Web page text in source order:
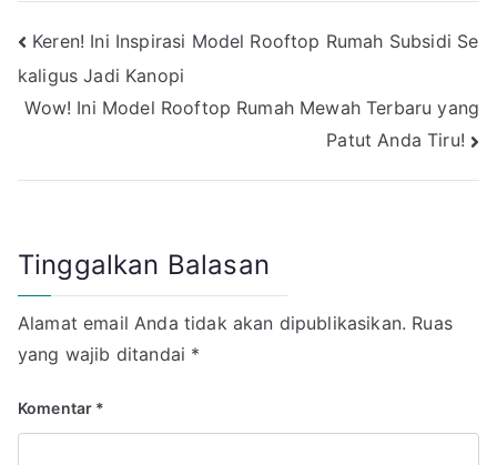
Navigasi
pos
Keren! Ini Inspirasi Model Rooftop Rumah Subsidi Se
kaligus Jadi Kanopi
Wow! Ini Model Rooftop Rumah Mewah Terbaru yang
Patut Anda Tiru!
Tinggalkan Balasan
Alamat email Anda tidak akan dipublikasikan. Ruas
yang wajib ditandai *
Komentar *